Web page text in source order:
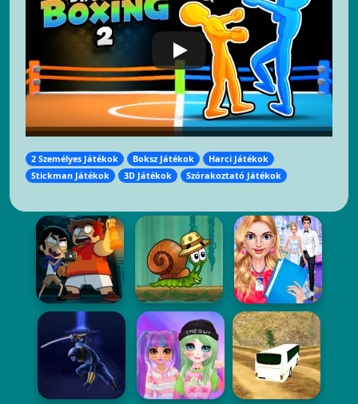
2 Személyes Játékok Boksz Játékok
Harci Játékok
Stickman Játékok
3D Játékok Szórakoztató Játékok